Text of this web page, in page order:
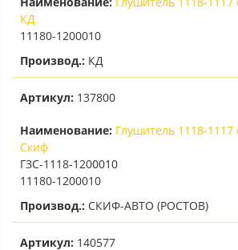
КД
11180-1200010
Производ.: КД
Артикул: 137800
Наименование: Глушитель 1118-1117
Скиф
ГЗС-1118-1200010
11180-1200010
Производ.: СКИФ-АВТО (РОСТОВ)
Артикул: 140577